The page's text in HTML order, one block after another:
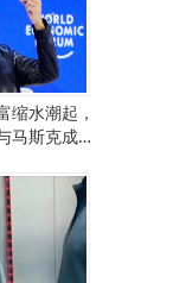
缩水潮起，
马斯克成财